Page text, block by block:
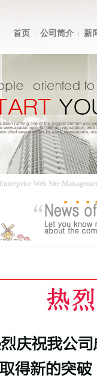
首页 公司简介 新
Enterprise Web Site